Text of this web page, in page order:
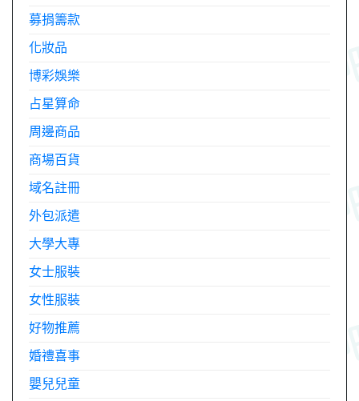
募捐籌款
化妝品
博彩娛樂
占星算命
周邊商品
商場百貨
域名註冊
外包派遣
大學大專
女士服裝
女性服裝
好物推薦
婚禮喜事
嬰兒兒童